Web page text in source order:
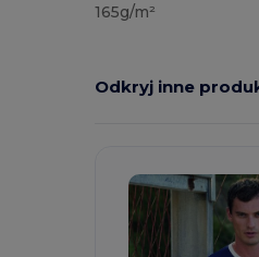
165g/m²
Odkryj inne